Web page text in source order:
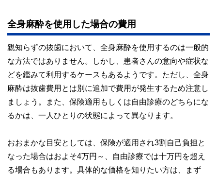
全身麻酔を使用した場合の費用
親知らずの抜歯において、全身麻酔を使用するのは一般的
な方法ではありません。しかし、患者さんの意向や症状な
どを鑑みて利用するケースもあるようです。ただし、全身
麻酔は抜歯費用とは別に追加で費用が発生するため注意し
ましょう。また、保険適用もしくは自由診療のどちらにな
るかは、一人ひとりの状態によって異なります。
おおまかな目安としては、保険が適用され3割自己負担と
なった場合はおよそ4万円～、自由診療では十万円を超え
る場合もあります。具体的な価格を知りたい方は、まず